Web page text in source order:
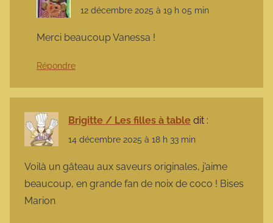
12 décembre 2025 à 19 h 05 min
Merci beaucoup Vanessa !
Répondre
Brigitte / Les filles à table dit :
14 décembre 2025 à 18 h 33 min
Voilà un gâteau aux saveurs originales, j’aime
beaucoup, en grande fan de noix de coco ! Bises
Marion